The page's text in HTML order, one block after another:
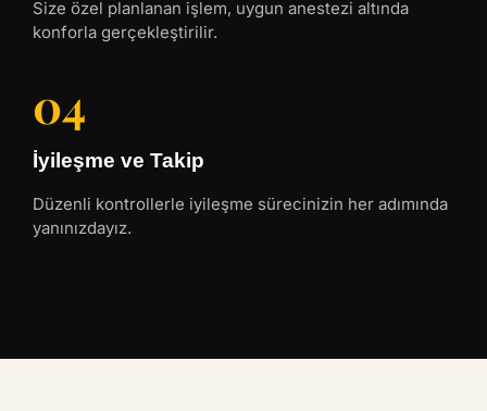
Size özel planlanan işlem, uygun anestezi altında
konforla gerçekleştirilir.
04
İyileşme ve Takip
Düzenli kontrollerle iyileşme sürecinizin her adımında
yanınızdayız.